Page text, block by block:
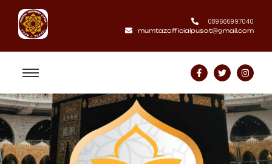
089666997040
mumtazofficialpusat@gmail.com